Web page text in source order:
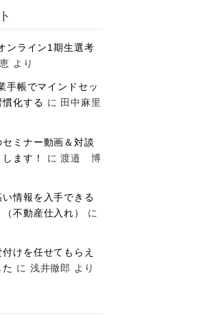
ンライン1期生選考
より
手帳でマインドセッ
慣化する に 田中麻里
ミナー動画＆対談
ます！
に渡邉 博
情報を入手できる
不動産仕入れ）
に
けを任せてもらえ
に 浅井徹郎 より